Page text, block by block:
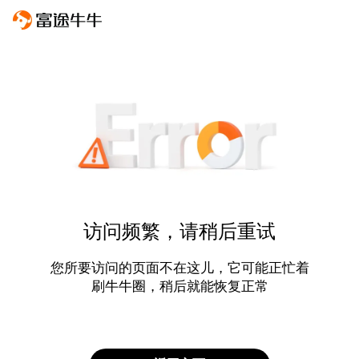
访问频繁，请稍后重试
您所要访问的页面不在这儿，它可能正忙着
刷牛牛圈，稍后就能恢复正常